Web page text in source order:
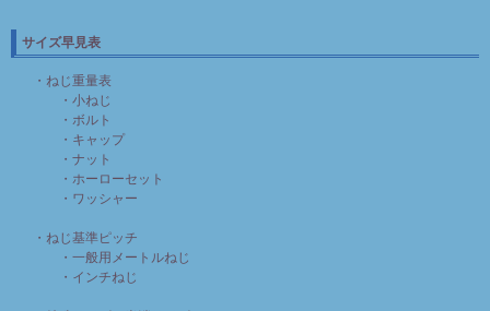
サイズ早見表
・ねじ重量表
・小ねじ
・ボルト
・キャップ
・ナット
・ホーローセット
・ワッシャー
・ねじ基準ピッチ
・一般用メートルねじ
・インチねじ